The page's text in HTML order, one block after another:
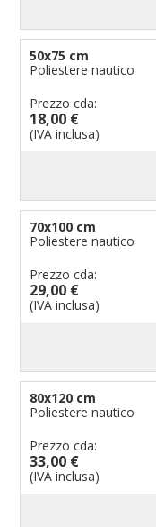
50x75 cm
Poliestere nautico
Prezzo cda:
18,00 €
(IVA inclusa)
70x100 cm
Poliestere nautico
Prezzo cda:
29,00 €
(IVA inclusa)
80x120 cm
Poliestere nautico
Prezzo cda:
33,00 €
(IVA inclusa)